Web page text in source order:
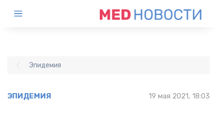
Эпидемия
ЭПИДЕМИЯ 19 мая 2021, 18:03